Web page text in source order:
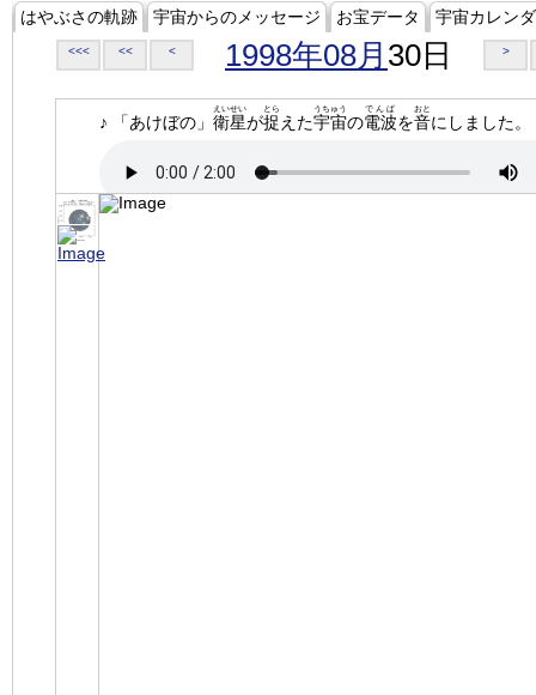
はやぶさの軌跡 宇宙からのメッセージ お宝データ 宇宙カレン
<<< << < 1998年08月 30日 >
♪ 「あけぼの」 衛星
えいせい
が捉
とら
えた宇宙
うちゅう
の電波
でんぱ
を音
おと
にしました。